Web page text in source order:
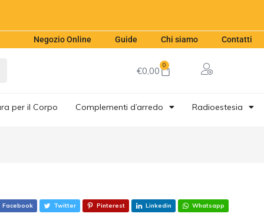
Negozio Online Guide Chi siamo Contatti
€0,00 0
per il Corpo Complementi d’arredo Radioestesia
Facebook Twitter Pinterest Linkedin Whatsapp